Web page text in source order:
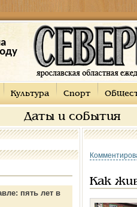
Культура Спорт
Даты и события
пять лет в
Как